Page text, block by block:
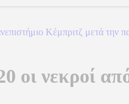
Κέμπριτζ μετά την
οι νεκροί